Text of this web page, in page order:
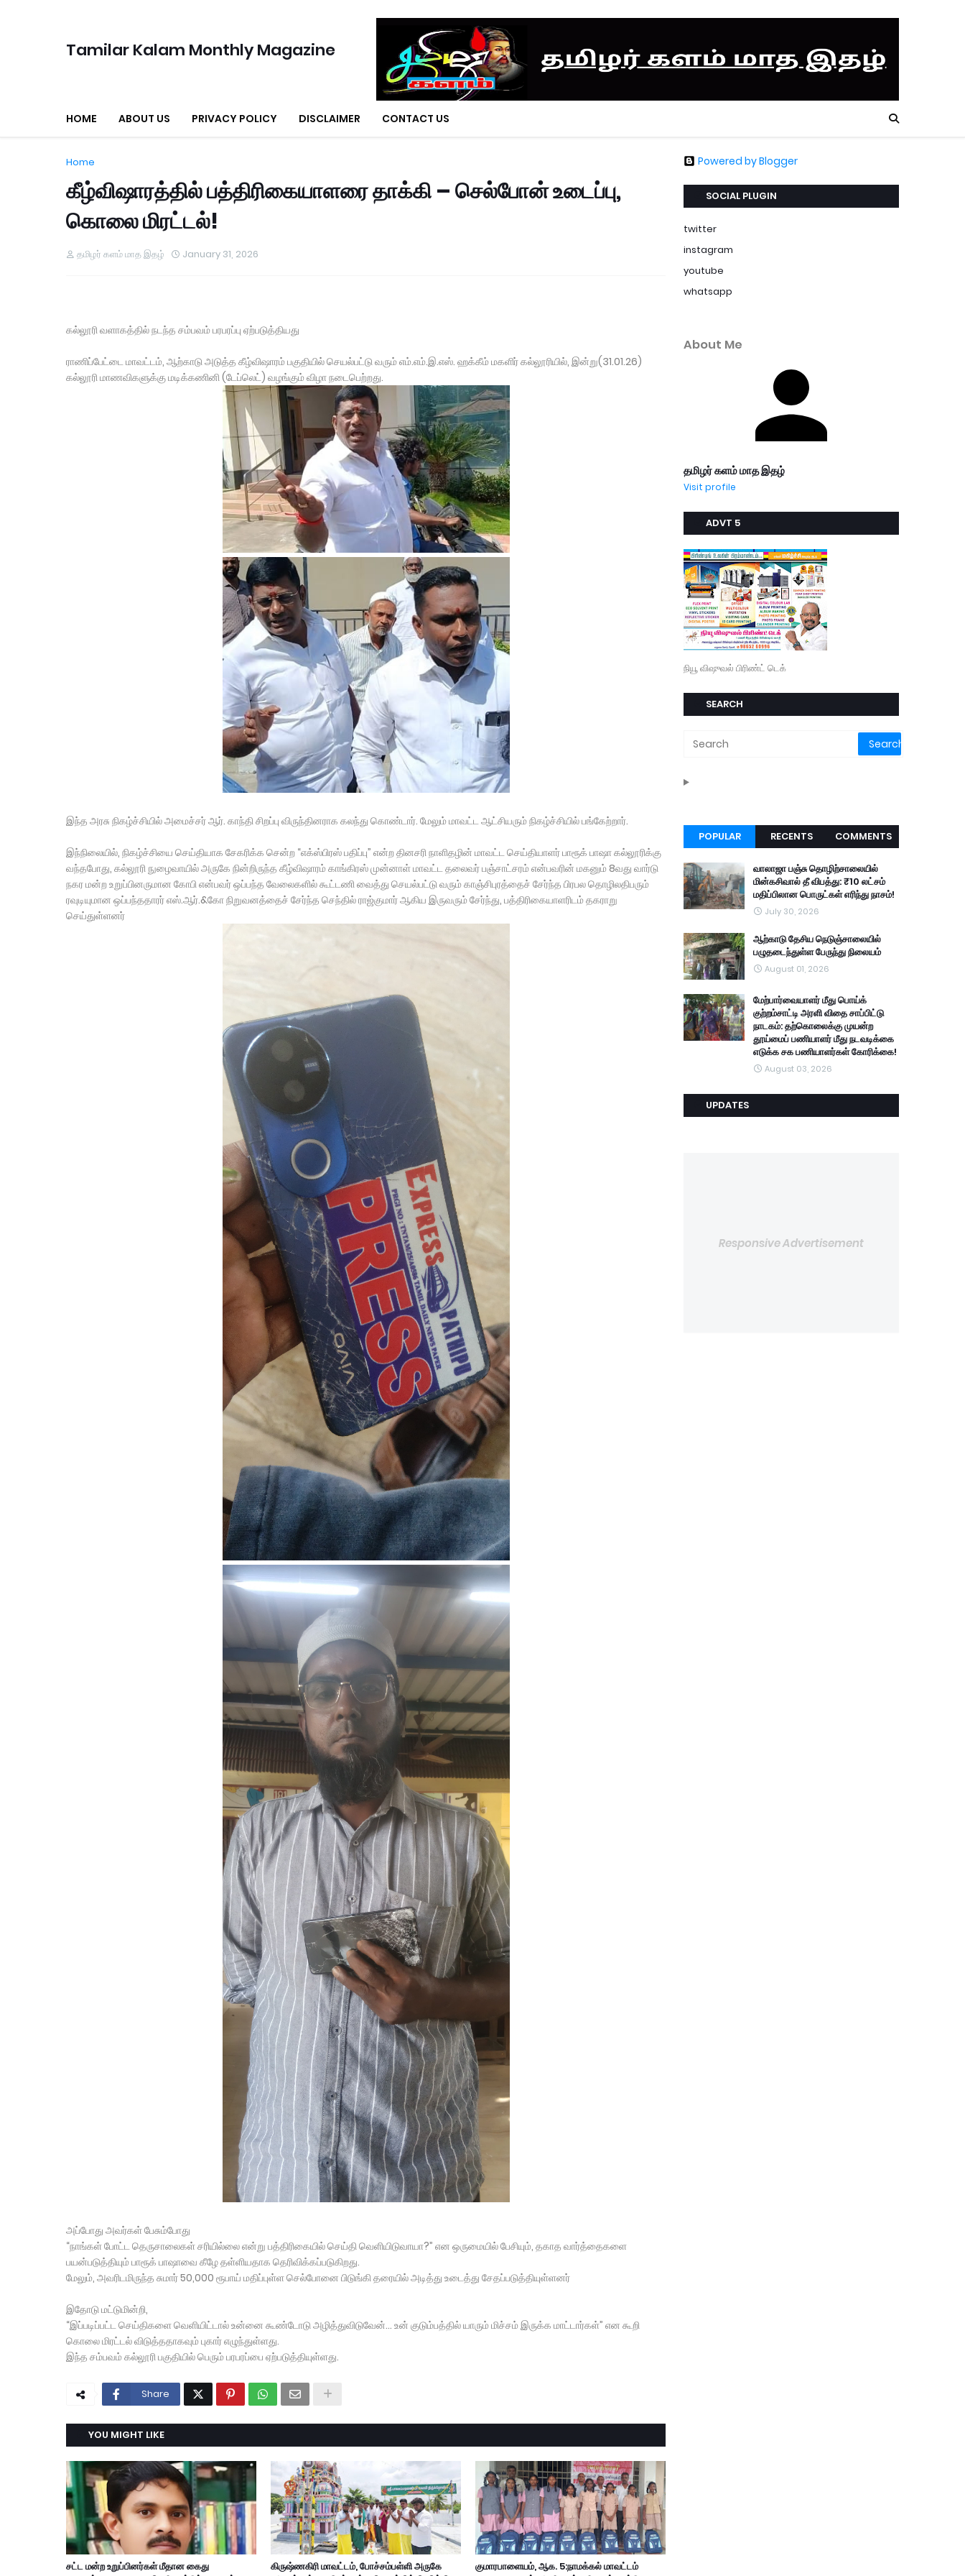
Tamilar Kalam Monthly Magazine
HOME ABOUT US PRIVACY POLICY DISCLAIMER CONTACT US
Home
கீழ்விஷாரத்தில் பத்திரிகையாளரை தாக்கி – செல்போன் உடைப்பு,
கொலை மிரட்டல்!
தமிழர் களம் மாத இதழ் January 31, 2026
கல்லூரி வளாகத்தில் நடந்த சம்பவம் பரபரப்பு ஏற்படுத்தியது
ராணிப்பேட்டை மாவட்டம், ஆற்காடு அடுத்த கீழ்விஷாரம் பகுதியில் செயல்பட்டு வரும் எம்.எம்.இ.எஸ். ஹக்கீம் மகளிர் கல்லூரியில், இன்று(31.01.26)
கல்லூரி மாணவிகளுக்கு மடிக்கணினி (டேப்லெட்) வழங்கும் விழா நடைபெற்றது.
இந்த அரசு நிகழ்ச்சியில் அமைச்சர் ஆர். காந்தி சிறப்பு விருந்தினராக கலந்து கொண்டார். மேலும் மாவட்ட ஆட்சியரும் நிகழ்ச்சியில் பங்கேற்றார்.
இந்நிலையில், நிகழ்ச்சியை செய்தியாக சேகரிக்க சென்ற “எக்ஸ்பிரஸ் பதிப்பு” என்ற தினசரி நாளிதழின் மாவட்ட செய்தியாளர் பாரூக் பாஷா கல்லூரிக்கு
வந்தபோது, கல்லூரி நுழைவாயில் அருகே நின்றிருந்த கீழ்விஷாரம் காங்கிரஸ் முன்னாள் மாவட்ட தலைவர் பஞ்சாட்சரம் என்பவரின் மகனும் 8வது வார்டு
நகர மன்ற உறுப்பினருமான கோபி என்பவர் ஒப்பந்த வேலைகளில் கூட்டணி வைத்து செயல்பட்டு வரும் காஞ்சிபுரத்தைச் சேர்ந்த பிரபல தொழிலதிபரும்
ரவுடியுமான ஒப்பந்ததாரர் எஸ்.ஆர்.&கோ நிறுவனத்தைச் சேர்ந்த செந்தில் ராஜ்குமார் ஆகிய இருவரும் சேர்ந்து, பத்திரிகையாளரிடம் தகராறு
செய்துள்ளனர்
அப்போது அவர்கள் பேசும்போது
“நாங்கள் போட்ட தெருசாலைகள் சரியில்லை என்று பத்திரிகையில் செய்தி வெளியிடுவாயா?” என ஒருமையில் பேசியும், தகாத வார்த்தைகளை
பயன்படுத்தியும் பாரூக் பாஷாவை கீழே தள்ளியதாக தெரிவிக்கப்படுகிறது.
மேலும், அவரிடமிருந்த சுமார் 50,000 ரூபாய் மதிப்புள்ள செல்போனை பிடுங்கி தரையில் அடித்து உடைத்து சேதப்படுத்தியுள்ளனர்
இதோடு மட்டுமின்றி,
“இப்படிப்பட்ட செய்திகளை வெளியிட்டால் உன்னை கூண்டோடு அழித்துவிடுவேன்… உன் குடும்பத்தில் யாரும் மிச்சம் இருக்க மாட்டார்கள்” என கூறி
கொலை மிரட்டல் விடுத்ததாகவும் புகார் எழுந்துள்ளது.
இந்த சம்பவம் கல்லூரி பகுதியில் பெரும் பரபரப்பை ஏற்படுத்தியுள்ளது.
Share
YOU MIGHT LIKE
சட்ட மன்ற உறுப்பினர்கள் மீதான கைது
கிருஷ்ணகிரி மாவட்டம், போச்சம்பள்ளி அருகே
குமாரபாளையம், ஆக. 5:நாமக்கல் மாவட்டம்
Powered by Blogger
SOCIAL PLUGIN
twitter
instagram
youtube
whatsapp
About Me
தமிழர் களம் மாத இதழ்
Visit profile
ADVT 5
நியூ விஷுவல் பிரிண்ட் டெக்
SEARCH
POPULAR RECENTS COMMENTS
வாலாஜா பஞ்சு தொழிற்சாலையில்
மின்கசிவால் தீ விபத்து: ₹10 லட்சம்
மதிப்பிலான பொருட்கள் எரிந்து நாசம்!
July 30, 2026
ஆற்காடு தேசிய நெடுஞ்சாலையில்
பழுதடைந்துள்ள பேருந்து நிலையம்
August 01, 2026
மேற்பார்வையாளர் மீது பொய்க்
குற்றம்சாட்டி அரளி விதை சாப்பிட்டு
நாடகம்: தற்கொலைக்கு முயன்ற
தூய்மைப் பணியாளர் மீது நடவடிக்கை
எடுக்க சக பணியாளர்கள் கோரிக்கை!
August 03, 2026
UPDATES
Responsive Advertisement